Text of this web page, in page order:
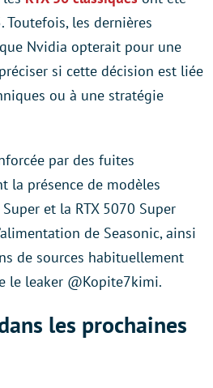
Toutefois, les dernières
Nvidia opterait pour une
si cette décision est liée
ou à une stratégie
par des fuites
la présence de modèles
et la RTX 5070 Super
de Seasonic, ainsi
de sources habituellement
le leaker @Kopite7kimi.
les prochaines